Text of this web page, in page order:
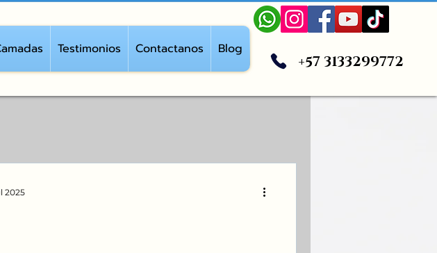
Testimonios Contactanos Blog
+57 3133299772
2025